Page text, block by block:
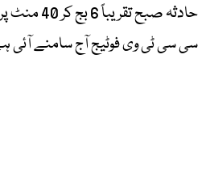
حادثہ صبح
سی سی ٹی وی فوٹیج آج سامنے آئی